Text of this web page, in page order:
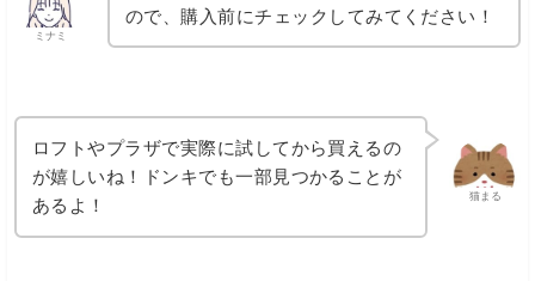
ミナミ
ので、購入前にチェックしてみてください！
猫まる
ロフトやプラザで実際に試してから買えるの
が嬉しいね！ドンキでも一部見つかることが
あるよ！